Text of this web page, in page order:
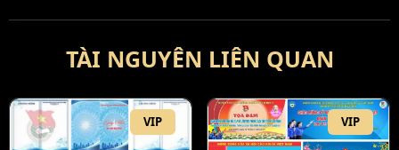
TÀI NGUYÊN LIÊN QUAN
VIP VIP